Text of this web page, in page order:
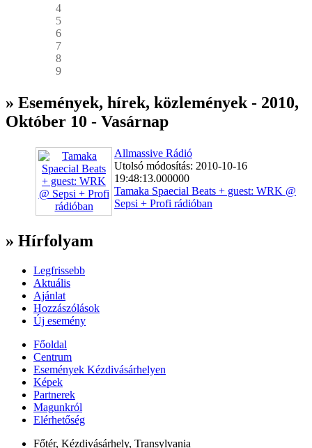
4
5
6
7
8
9
» Események, hírek, közlemények - 2010,
Október 10 - Vasárnap
Allmassive Rádió
Utolsó módosítás: 2010-10-16
19:48:13.000000
Tamaka Spaecial Beats + guest: WRK @
Sepsi + Profi rádióban
» Hírfolyam
Legfrissebb
Aktuális
Ajánlat
Hozzászólások
Új esemény
Főoldal
Centrum
Események Kézdivásárhelyen
Képek
Partnerek
Magunkról
Elérhetőség
Főtér, Kézdivásárhely, Transylvania